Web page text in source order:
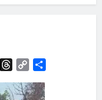
LinkedInThreads
Copy